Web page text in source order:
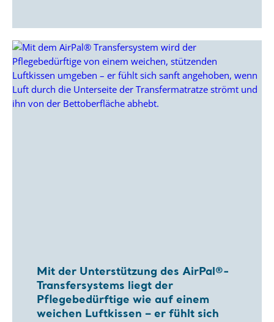
Mit der Unterstützung des AirPal®-
Transfersystems liegt der
Pflegebedürftige wie auf einem
weichen Luftkissen – er fühlt sich